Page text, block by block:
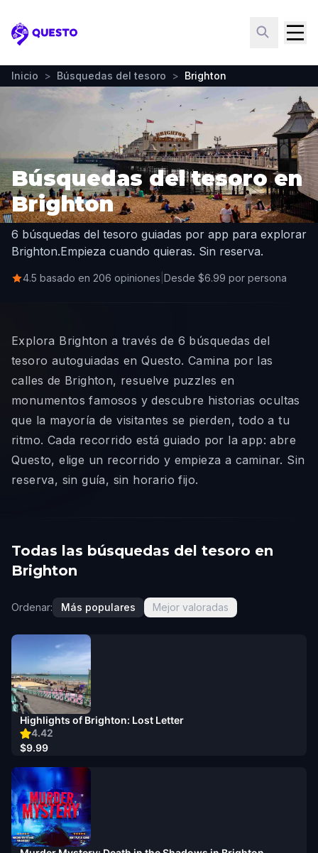
Questo
Inicio > Búsquedas del tesoro > Brighton
Búsquedas del tesoro en
Brighton
6 búsquedas del tesoro guiadas por app para explorar
Brighton.Empieza cuando quieras. Sin reserva.
4.5 basado en 206 opiniones Desde $6.99 por persona
Explora Brighton a través de 6 búsquedas del
tesoro autoguiadas en Questo. Camina por las
calles de Brighton, resuelve puzzles en
monumentos famosos y descubre historias ocultas
que la mayoría de visitantes se pierden, todo a tu
ritmo. Cada recorrido está guiado por la app: abre
Questo, elige un recorrido y empieza a caminar. Sin
reserva, sin guía, sin horario fijo.
Todas las búsquedas del tesoro en
Brighton
Ordenar: Más populares Mejor valoradas
4.42
Highlights of Brighton: Lost Letter
$9.99